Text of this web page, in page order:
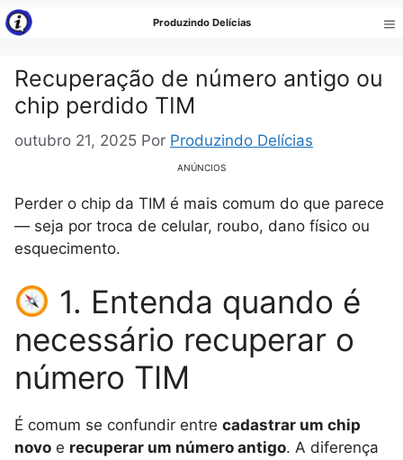
Pular
para
conteúdo
Produzindo Delícias
Recuperação de número antigo ou
chip perdido TIM
outubro 21, 2025 Por Produzindo Delícias
ANÚNCIOS
Perder o chip da TIM é mais comum do que parece
— seja por troca de celular, roubo, dano físico ou
esquecimento.
1. Entenda quando é
necessário recuperar o
número TIM
É comum se confundir entre cadastrar um chip
novo e recuperar um número antigo. A diferença